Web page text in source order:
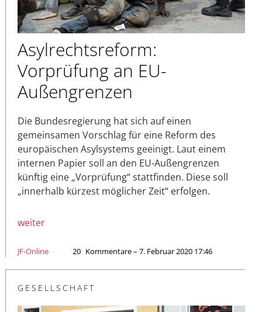
Asylrechtsreform:
Vorprüfung an EU-
Außengrenzen
Die Bundesregierung hat sich auf einen
gemeinsamen Vorschlag für eine Reform des
europäischen Asylsystems geeinigt. Laut einem
internen Papier soll an den EU-Außengrenzen
künftig eine „Vorprüfung“ stattfinden. Diese soll
„innerhalb kürzest möglicher Zeit“ erfolgen.
weiter
JF-Online 20 Kommentare – 7. Februar 2020 17:46
GESELLSCHAFT